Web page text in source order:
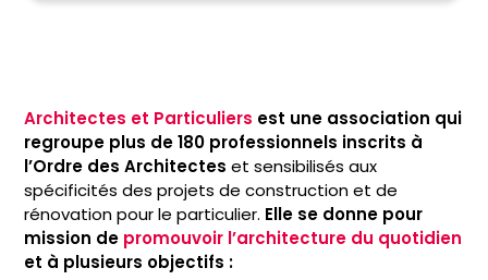
Architectes et Particuliers est une association qui
regroupe plus de 180 professionnels inscrits à
l’Ordre des Architectes et sensibilisés aux
spécificités des projets de construction et de
rénovation pour le particulier. Elle se donne pour
mission de promouvoir l’architecture du quotidien
et à plusieurs objectifs :